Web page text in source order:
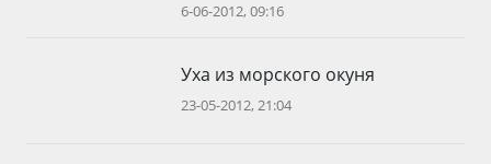
6-06-2012, 09:16
Уха из морского окуня
23-05-2012, 21:04